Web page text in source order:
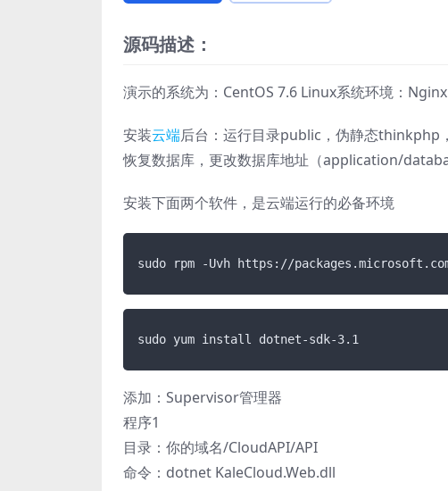
源码描述：
演示的系统为：CentOS 7.6 Linux系统环境：
安装云端后台：运行目录public，伪静态thinkphp
恢复数据库，更改数据库地址（application/
安装下面两个软件，是云端运行的必备环境
sudo rpm -Uvh https://
sudo yum install dotnet-sdk-3.1
添加：Supervisor管理器
程序1
目录：你的域名/CloudAPI/API
命令：dotnet KaleCloud.Web.dll